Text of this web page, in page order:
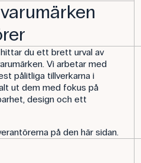
du ett brett urval av
Vi arbetar med
pålitliga tillverkarna i
ut dem med fokus på
design och ett
på den här sidan.